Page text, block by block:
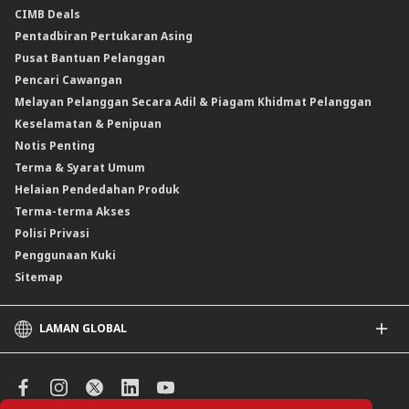
Reverse Repo
Instrumen Deposit Boleh Niaga Kadar Apungan (FRNID)
Instrumen Boleh Niaga Islam (INI)
Produk Berstruktur
Produk Berstruktur Islam
Skim Persaraan Swasta (PRS)
Clicks Trader
Instrumen Deposit Boleh Niaga
Unit Amanah Harga Berubah ASNB
Insurans/Takaful Berkaitan Kredit
Insurans/Takaful Hartanah
Kadar Keuntungan & Caj
Kadar Asas Standard /Kadar Asas / Kadar Pinjaman/Pembiayaan Asas
CIMB Deals
Pentadbiran Pertukaran Asing
Pusat Bantuan Pelanggan
Pencari Cawangan
Melayan Pelanggan Secara Adil & Piagam Khidmat Pelanggan
Keselamatan & Penipuan
Notis Penting
Terma & Syarat Umum
Helaian Pendedahan Produk
Terma-terma Akses
Polisi Privasi
Penggunaan Kuki
Sitemap
LAMAN GLOBAL
CIMB Islamic
CIMB Bank (SG)